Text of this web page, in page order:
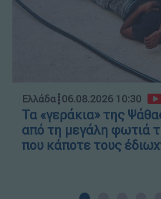
Ελλάδα┋06.08.2026 10:30
Τα «γεράκια» της
από τη μεγάλη φωτιά
που κάποτε τους